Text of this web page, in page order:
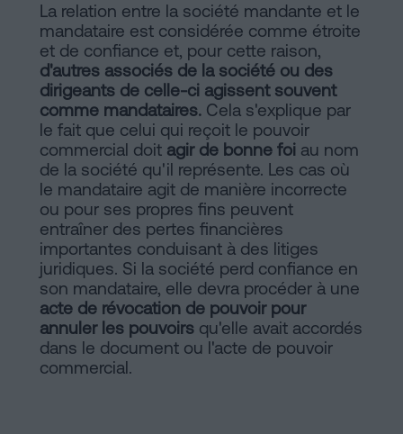
Suivez-
nous
sur
réseaux
sociaux
La relation entre la société mandante et le
mandataire est considérée comme étroite
et de confiance et, pour cette raison,
d'autres associés de la société ou des
dirigeants de celle-ci agissent souvent
comme mandataires. Cela s'explique par
le fait que celui qui reçoit le pouvoir
commercial doit agir de bonne foi au nom
de la société qu'il représente. Les cas où
le mandataire agit de manière incorrecte
ou pour ses propres fins peuvent
entraîner des pertes financières
importantes conduisant à des litiges
juridiques. Si la société perd confiance en
son mandataire, elle devra procéder à une
acte de révocation de pouvoir pour
annuler les pouvoirs qu'elle avait accordés
dans le document ou l'acte de pouvoir
commercial.